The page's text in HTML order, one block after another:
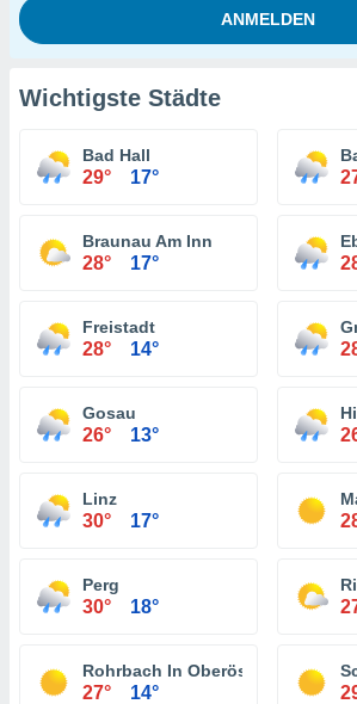
Wichtigste Städte
Bad Hall
29° 17°
Braunau Am Inn
28° 17°
Freistadt
28° 14°
Gosau
26° 13°
Linz
30° 17°
Perg
30° 18°
Rohrbach In Oberösterreich
27° 14°